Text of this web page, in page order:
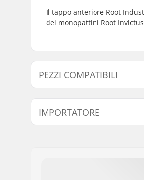
Il tappo anteriore Root
dei monopattini Root
PEZZI COMPATIBILI
Trova prodotti compatibili
IMPORTATORE